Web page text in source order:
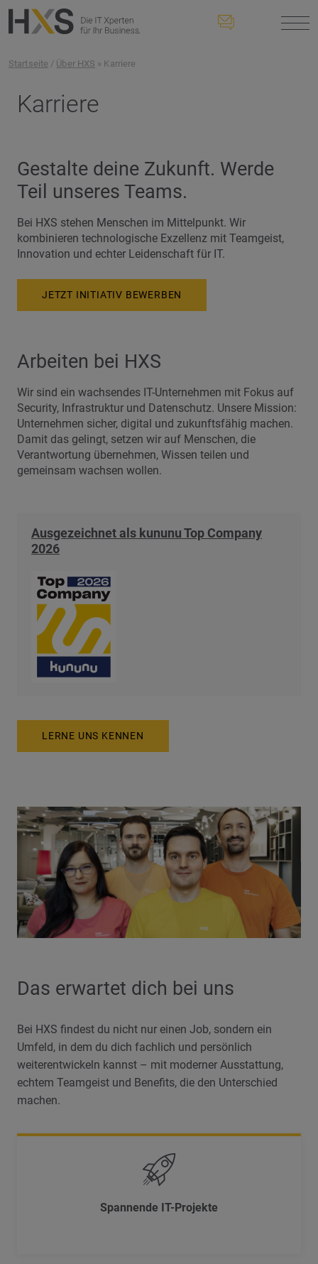
Startseite / Über HXS » Karriere
Karriere
Gestalte deine Zukunft. Werde
Teil unseres Teams.
Bei HXS stehen Menschen im Mittelpunkt. Wir
kombinieren technologische Exzellenz mit Teamgeist,
Innovation und echter Leidenschaft für IT.
JETZT INITIATIV BEWERBEN
Arbeiten bei HXS
Wir sind ein wachsendes IT-Unternehmen mit Fokus auf
Security, Infrastruktur und Datenschutz. Unsere Mission:
Unternehmen sicher, digital und zukunftsfähig machen.
Damit das gelingt, setzen wir auf Menschen, die
Verantwortung übernehmen, Wissen teilen und
gemeinsam wachsen wollen.
Ausgezeichnet als kununu Top Company
2026
LERNE UNS KENNEN
Das erwartet dich bei uns
Bei HXS findest du nicht nur einen Job, sondern ein
Umfeld, in dem du dich fachlich und persönlich
weiterentwickeln kannst – mit moderner Ausstattung,
echtem Teamgeist und Benefits, die den Unterschied
machen.
Spannende IT-Projekte